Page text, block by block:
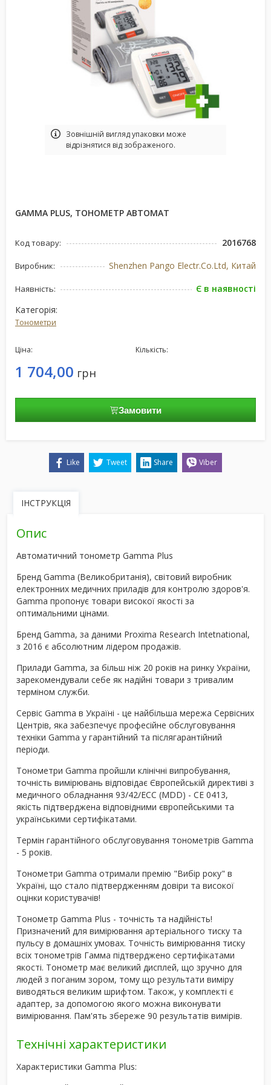
Зовнішній вигляд упаковки може
відрізнятися від зображеного.
GAMMA PLUS, ТОНОМЕТР АВТОМАТ
Код товару: 2016768
Виробник: Shenzhen Pango Electr.Co.Ltd, Китай
Наявність:
Є в наявності
Категорія:
Тонометри
Ціна:
1 704,00 грн
Кількість:
Замовити
Like Tweet Share Viber
ІНСТРУКЦІЯ
Опис
Автоматичний тонометр Gamma Plus
Бренд Gamma (Великобританія), світовий виробник
електронних медичних приладів для контролю здоров'я.
Gamma пропонує товари високої якості за
оптимальними цінами.
Бренд Gamma, за даними Proxima Research Intetnational,
з 2016 є абсолютним лідером продажів.
Прилади Gamma, за більш ніж 20 років на ринку України,
зарекомендували себе як надійні товари з тривалим
терміном служби.
Сервіс Gamma в Україні - це найбільша мережа Сервісних
Центрів, яка забезпечує професійне обслуговування
техніки Gamma у гарантійний та післягарантійний
періоди.
Тонометри Gamma пройшли клінічні випробування,
точність вимірювань відповідає Європейській директиві з
медичного обладнання 93/42/ЕСС (MDD) - CE 0413,
якість підтверджена відповідними європейськими та
українськими сертифікатами.
Термін гарантійного обслуговування тонометрів Gamma
- 5 років.
Тонометри Gamma отримали премію "Вибір року" в
Україні, що стало підтвердженням довіри та високої
оцінки користувачів!
Тонометр Gamma Plus - точність та надійність!
Призначений для вимірювання артеріального тиску та
пульсу в домашніх умовах. Точність вимірювання тиску
всіх тонометрів Гамма підтверджено сертифікатами
якості. Тонометр має великий дисплей, що зручно для
людей з поганим зором, тому що результати виміру
виводяться великим шрифтом. Також, у комплекті є
адаптер, за допомогою якого можна виконувати
вимірювання. Пам'ять збереже 90 результатів вимірів.
Технічні характеристики
Характеристики Gamma Plus: